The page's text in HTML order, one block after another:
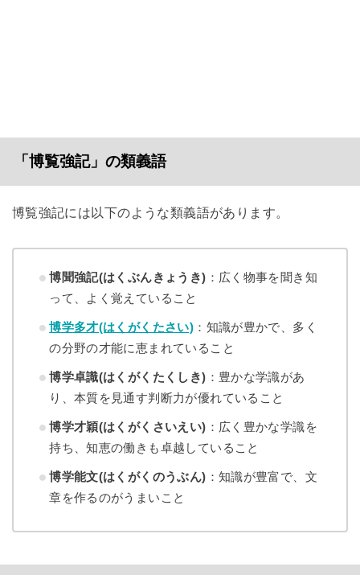
「博覧強記」の類義語
博覧強記には以下のような類義語があります。
博聞強記(はくぶんきょうき) ：広く物事を聞き知
って、よく覚えていること
博学多才(はくがくたさい) ：知識が豊かで、多く
の分野の才能に恵まれていること
博学卓識(はくがくたくしき) ：豊かな学識があ
り、本質を見通す判断力が優れていること
博学才穎(はくがくさいえい) ：広く豊かな学識を
持ち、知恵の働きも卓越していること
博学能文(はくがくのうぶん) ：知識が豊富で、文
章を作るのがうまいこと